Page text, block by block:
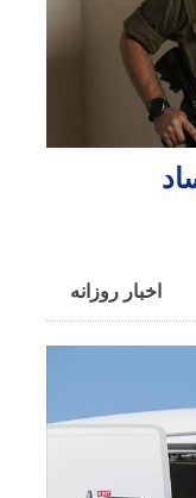
اخبار روزانه